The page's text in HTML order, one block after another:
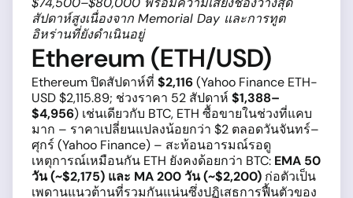
สัปดาห์สูงเนื่องจาก Memorial Day และการทูต
อิหร่านที่ยังดำเนินอยู่
Ethereum (ETH/USD)
Ethereum ปิดสัปดาห์ที่ $2,116(Yahoo Finance ETH-
USD $2,115.89; ช่วงราคา 52 สัปดาห์ $1,388–
$4,956) เช่นเดียวกับ BTC, ETH ซื้อขายในช่วงที่แคบ
มาก – ราคาเปลี่ยนแปลงน้อยกว่า $2 ตลอดวันจันทร์–
ศุกร์ (Yahoo Finance) – สะท้อนอารมณ์รอดู
เหตุการณ์เหมือนกัน ETH ยังคงด้อยกว่า BTC: EMA 50
วัน (~$2,175) และ MA 200 วัน (~$2,200) ก่อตัวเป็น
เพดานแนวต้านที่รวมกันแน่นซึ่งปฏิเสธการฟื้นตัวของ